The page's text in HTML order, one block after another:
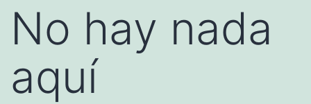
No hay nada
aquí